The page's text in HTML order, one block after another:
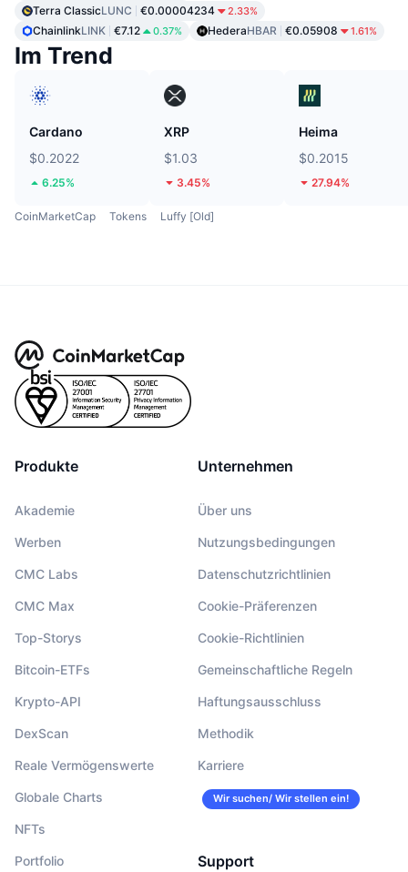
Terra ClassicLUNC €0.00004234 2.33%
ChainlinkLINK €7.12 0.37% HederaHBAR €0.05908 1.61%
Im Trend
Cardano
$0.2022
6.25%
XRP
$1.03
3.45%
Heima
$0.2015
27.94%
CoinMarketCap Tokens Luffy [Old]
Produkte
Akademie
Werben
CMC Labs
CMC Max
Top-Storys
Bitcoin-ETFs
Krypto-API
DexScan
Reale Vermögenswerte
Globale Charts
NFTs
Portfolio
Unternehmen
Über uns
Nutzungsbedingungen
Datenschutzrichtlinien
Cookie-Präferenzen
Cookie-Richtlinien
Gemeinschaftliche Regeln
Haftungsausschluss
Methodik
Karriere
Wir suchen/ Wir stellen ein!
Support